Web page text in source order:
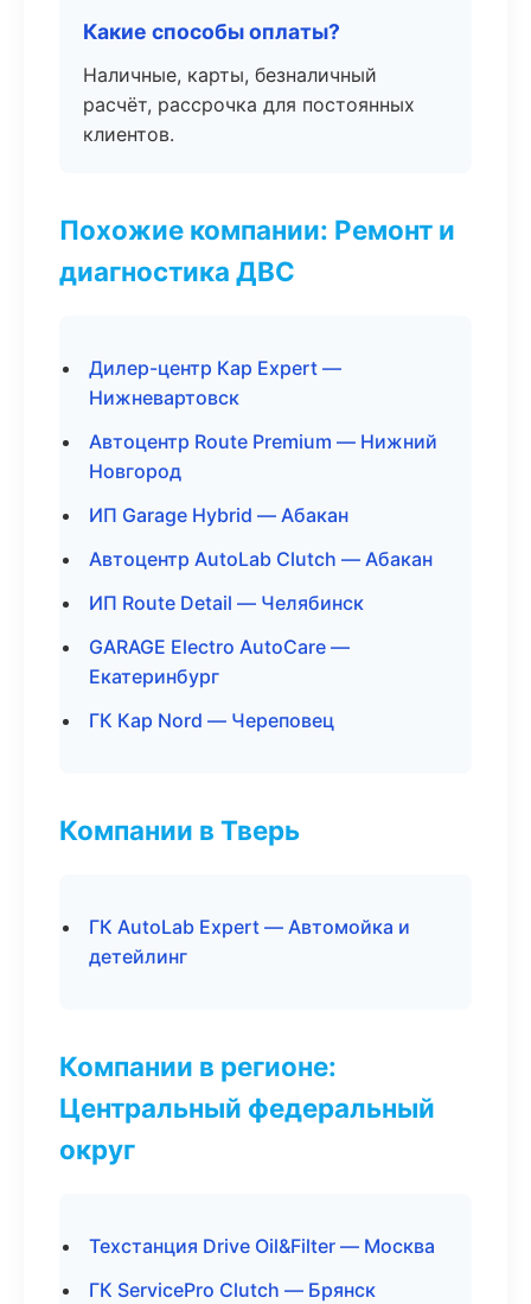
Какие способы оплаты?
Наличные, карты, безналичный
расчёт, рассрочка для постоянных
клиентов.
Похожие компании: Ремонт и
диагностика ДВС
Дилер-центр Кар Expert —
Нижневартовск
Автоцентр Route Premium — Нижний
Новгород
ИП Garage Hybrid — Абакан
Автоцентр AutoLab Clutch — Абакан
ИП Route Detail — Челябинск
GARAGE Electro AutoCare —
Екатеринбург
ГК Кар Nord — Череповец
Компании в Тверь
ГК AutoLab Expert — Автомойка и
детейлинг
Компании в регионе:
Центральный федеральный
округ
Техстанция Drive Oil&Filter — Москва
ГК ServicePro Clutch — Брянск